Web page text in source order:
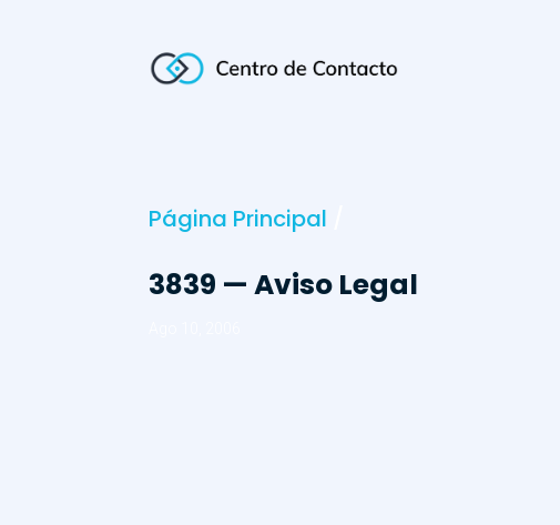
Página Principal
3839 — Aviso Legal